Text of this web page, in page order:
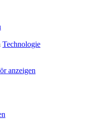
Technologie
anzeigen